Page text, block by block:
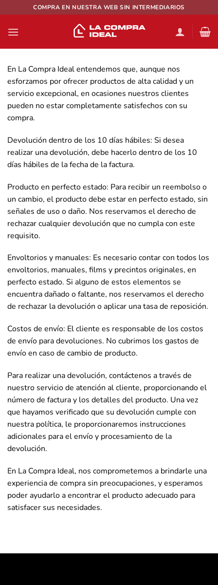
al
contenido
COMPRA EN NUESTRA WEB SIN INTERMEDIARIOS
En La Compra Ideal entendemos que, aunque nos
esforzamos por ofrecer productos de alta calidad y un
servicio excepcional, en ocasiones nuestros clientes
pueden no estar completamente satisfechos con su
compra.
Devolución dentro de los 10 días hábiles: Si desea
realizar una devolución, debe hacerlo dentro de los 10
días hábiles de la fecha de la factura.
Producto en perfecto estado: Para recibir un reembolso o
un cambio, el producto debe estar en perfecto estado, sin
señales de uso o daño. Nos reservamos el derecho de
rechazar cualquier devolución que no cumpla con este
requisito.
Envoltorios y manuales: Es necesario contar con todos los
envoltorios, manuales, films y precintos originales, en
perfecto estado. Si alguno de estos elementos se
encuentra dañado o faltante, nos reservamos el derecho
de rechazar la devolución o aplicar una tasa de reposición.
Costos de envío: El cliente es responsable de los costos
de envío para devoluciones. No cubrimos los gastos de
envío en caso de cambio de producto.
Para realizar una devolución, contáctenos a través de
nuestro servicio de atención al cliente, proporcionando el
número de factura y los detalles del producto. Una vez
que hayamos verificado que su devolución cumple con
nuestra política, le proporcionaremos instrucciones
adicionales para el envío y procesamiento de la
devolución.
En La Compra Ideal, nos comprometemos a brindarle una
experiencia de compra sin preocupaciones, y esperamos
poder ayudarlo a encontrar el producto adecuado para
satisfacer sus necesidades.